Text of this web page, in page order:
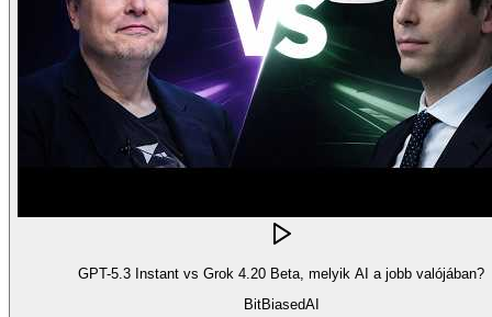
GPT-5.3 Instant vs Grok 4.20 Beta, melyik AI a jobb valójában?
BitBiasedAI